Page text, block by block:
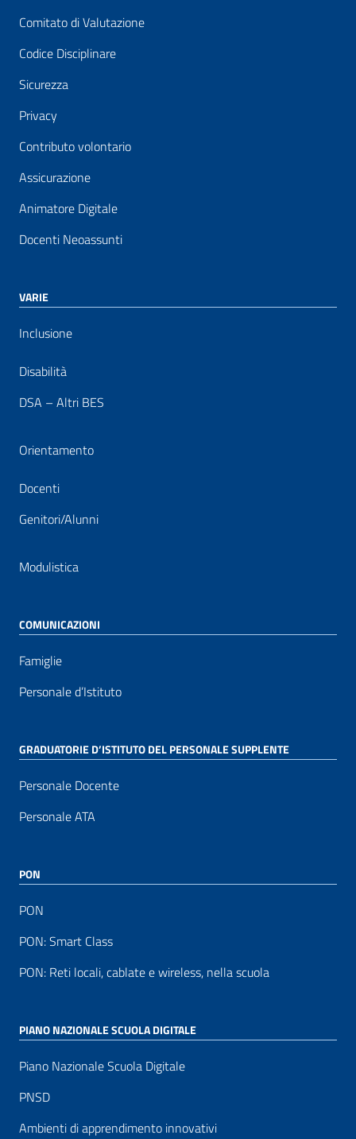
Comitato di Valutazione
Codice Disciplinare
Sicurezza
Privacy
Contributo volontario
Assicurazione
Animatore Digitale
Docenti Neoassunti
VARIE
Inclusione
Disabilità
DSA – Altri BES
Orientamento
Docenti
Genitori/Alunni
Modulistica
COMUNICAZIONI
Famiglie
Personale d’Istituto
GRADUATORIE D’ISTITUTO DEL PERSONALE SUPPLENTE
Personale Docente
Personale ATA
PON
PON
PON: Smart Class
PON: Reti locali, cablate e wireless, nella scuola
PIANO NAZIONALE SCUOLA DIGITALE
Piano Nazionale Scuola Digitale
PNSD
Ambienti di apprendimento innovativi